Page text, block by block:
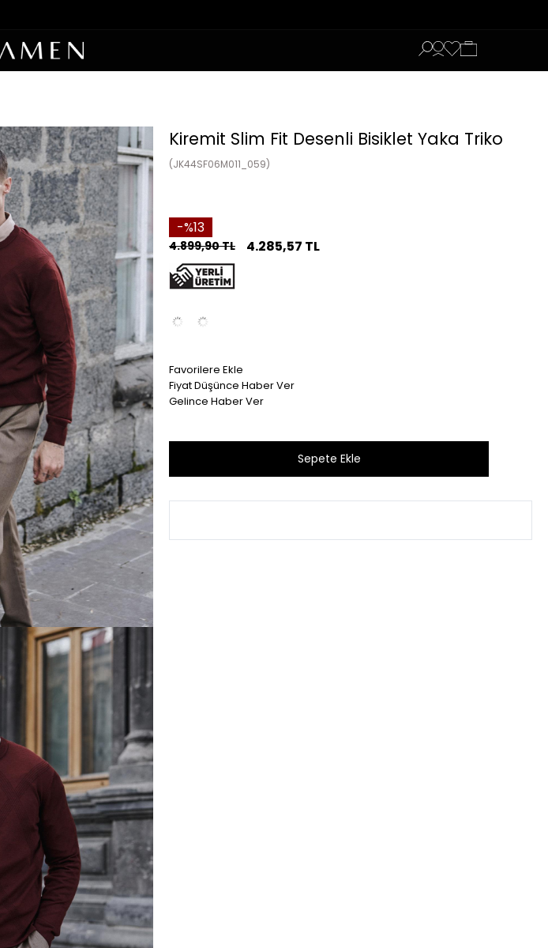
Kiremit Slim Fit Desenli Bisiklet Yaka Triko
(JK44SF06M011_059)
13
4.899,90 TL 4.285,57 TL
Favorilere Ekle
Fiyat Düşünce Haber Ver
Gelince Haber Ver